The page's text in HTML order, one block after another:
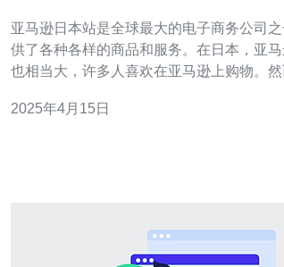
亚马逊日本站是全球最大的电子商务公司
供了各种各样的商品和服务。在日本，亚
也相当大，许多人喜欢在亚马逊上购物。
的机会。为了解决这个问题，我们创建了一
2025年4月15日